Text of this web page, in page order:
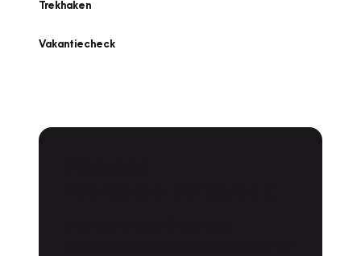
Trekhaken
Vakantiecheck